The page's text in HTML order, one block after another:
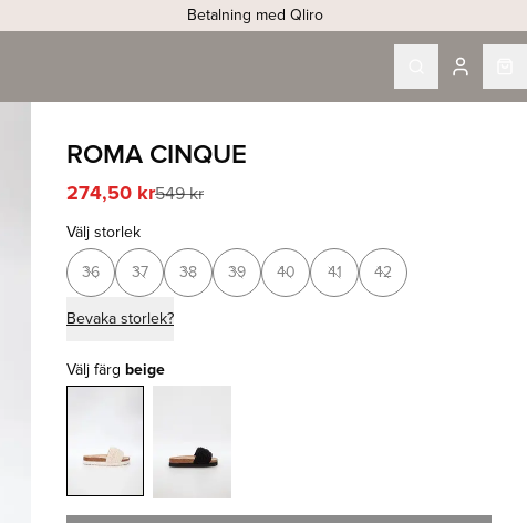
Betalning med Qliro
ROMA CINQUE
274,50 kr549 kr
Välj storlek
36 37 38 39 40 41 42
Bevaka storlek?
Välj färg beige